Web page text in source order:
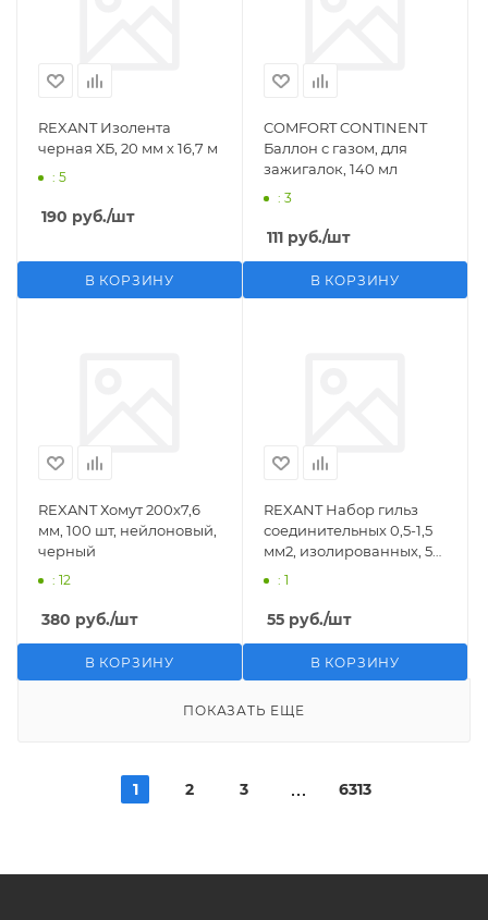
REXANT Изолента
черная ХБ, 20 мм х 16,7 м
: 5
190 руб./шт
В КОРЗИНУ
COMFORT CONTINENT
Баллон с газом, для
зажигалок, 140 мл
: 3
111 руб./шт
В КОРЗИНУ
REXANT Хомут 200х7,6
мм, 100 шт, нейлоновый,
черный
: 12
380 руб./шт
В КОРЗИНУ
REXANT Набор гильз
соединительных 0,5-1,5
мм2, изолированных, 5
: 1
55 руб./шт
В КОРЗИНУ
ПОКАЗАТЬ ЕЩЕ
1 2 3 6313